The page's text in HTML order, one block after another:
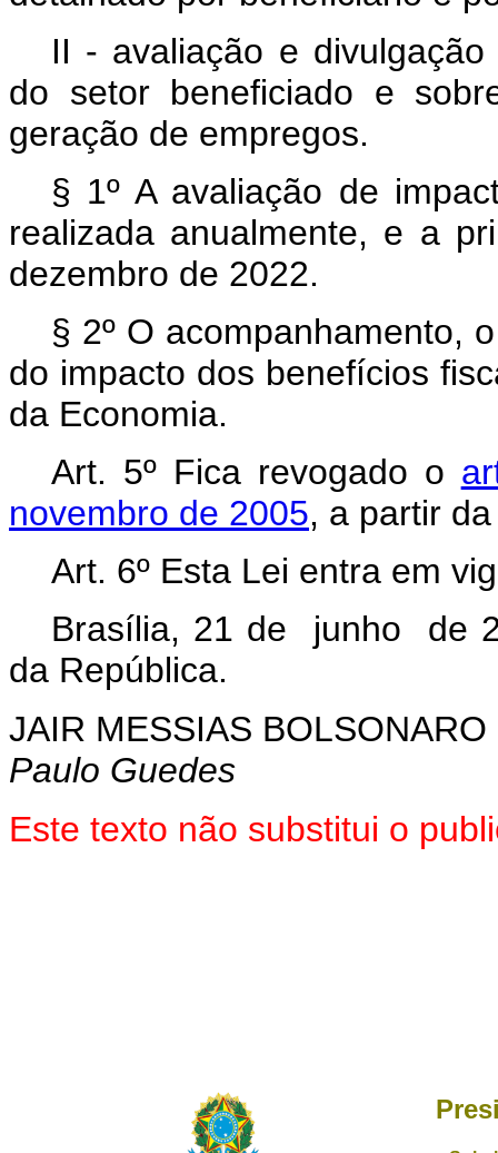
II - avaliação e
do setor beneficiado e
geração de empregos.
§ 1º A avaliação de
realizada anualmente, e a
dezembro de 2022.
§ 2º O acompanhamento,
do impacto dos benefícios
da Economia.
Art. 5º Fica revogado o
novembro de 2005, a partir
Art. 6º Esta Lei entra em
Brasília, 21 de junho de
da República.
JAIR MESSIAS BOLSONARO
Paulo Guedes
Este texto não substitui o